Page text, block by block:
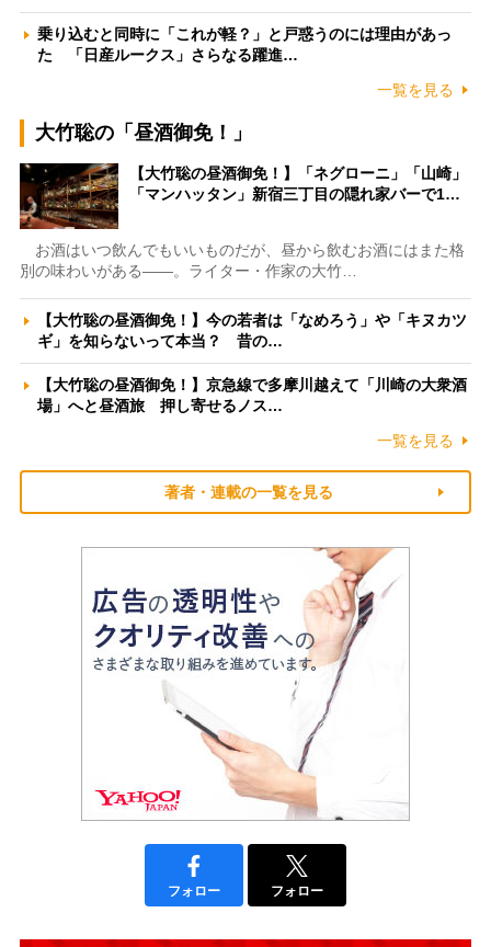
乗り込むと同時に「これが軽？」と戸惑うのには理由があっ
た 「日産ルークス」さらなる躍進…
一覧を見る
大竹聡の「昼酒御免！」
【大竹聡の昼酒御免！】「ネグローニ」「山崎」
「マンハッタン」新宿三丁目の隠れ家バーで1…
お酒はいつ飲んでもいいものだが、昼から飲むお酒にはまた格
別の味わいがある――。ライター・作家の大竹…
【大竹聡の昼酒御免！】今の若者は「なめろう」や「キヌカツ
ギ」を知らないって本当？ 昔の…
【大竹聡の昼酒御免！】京急線で多摩川越えて「川崎の大衆酒
場」へと昼酒旅 押し寄せるノス…
一覧を見る
著者・連載の一覧を見る
フォロー フォロー